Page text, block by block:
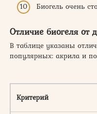
Биогель очень
Отличие биогеля от
В таблице указаны
популярных: акрила и
Критерий